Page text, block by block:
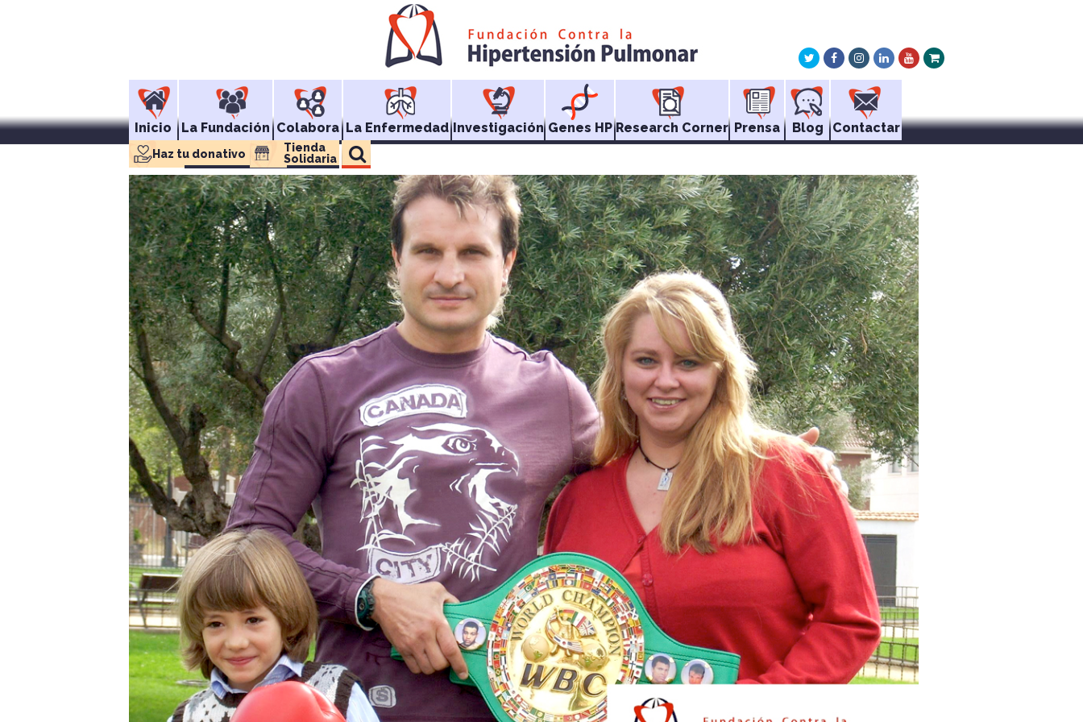
TwitterFacebookInstagram
LinkedInYoutube
Xing
Inicio La Fundación Colabora La Enfermedad Investigación Genes HP Research Corner Prensa Blog Contactar
Haz tu donativo
Tienda
Solidaria